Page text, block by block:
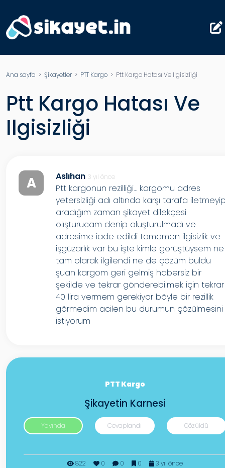
Ana sayfa > Şikayetler> PTT Kargo > Ptt Kargo Hatası Ve Ilgisizliği
Ptt Kargo Hatası Ve
Ilgisizliği
A Aslıhan 3 yıl önce
Ptt kargonun rezilliği… kargomu adres
yetersizliği adı altında karşı tarafa
aradığım zaman şikayet dilekçesi
olışturucam denip oluşturulmadı ve
adresime iade edildi tamamen ilgisizlik ve
işgüzarlık var bu işte kimle görüştüysem ne
tam olarak ilgilendi ne de çözüm buldu
şuan kargom geri gelmiş habersiz bir
şekilde ve tekrar gönderebilmek için tekrar
40 lira vermem gerekiyor böyle bir rezillik
görmedim acilen bu durumun çözülmesini
istiyorum
PTT Kargo
Şikayetin Karnesi
Yayında Cevaplandı Çözüldü
822 0 0 0 3 yıl önce